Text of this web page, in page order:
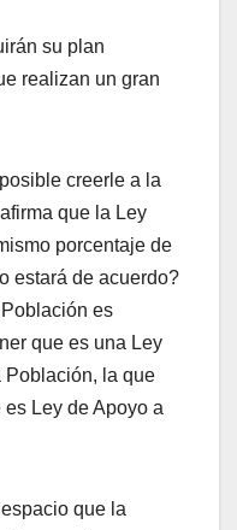
su plan
realizan un gran
creerle a la
que la Ley
porcentaje de
estará de acuerdo?
es
que es una Ley
Población, la que
Ley de Apoyo a
que la